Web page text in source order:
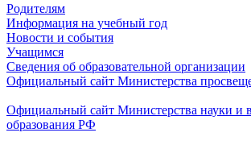
Родителям
Информация на учебный год
Новости и события
Учащимся
Сведения об образовательной организации
Официальный сайт Министерства
Официальный сайт Министерства науки и
образования РФ